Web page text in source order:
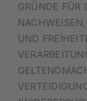
GRÜNDE FÜR
UND